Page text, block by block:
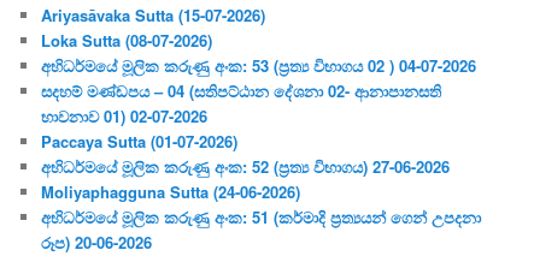
Ariyasāvaka Sutta (15-07-2026)
Loka Sutta (08-07-2026)
අභිධර්මයේ මූලික කරුණු අංක: 53 (ප්‍ර‍ත්‍ය විභාගය 02 ) 04-07-2026
සදහම් මණ්ඩපය – 04 (සතිපට්ඨාන දේශනා 02- ආනාපානසති
භාවනාව 01) 02-07-2026
Paccaya Sutta (01-07-2026)
අභිධර්මයේ මූලික කරුණු අංක: 52 (ප්‍ර‍ත්‍ය විභාගය) 27-06-2026
Moliyaphagguna Sutta (24-06-2026)
අභිධර්මයේ මූලික කරුණු අංක: 51 (කර්මාදි ප්‍ර‍ත්‍යයන් ගෙන් උපදනා
රූප) 20-06-2026